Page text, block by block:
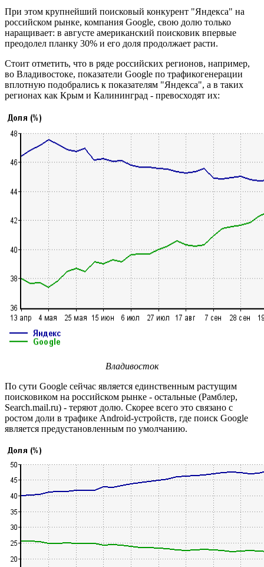
При этом крупнейший поисковый конкурент "Яндекса" на
российском рынке, компания Google, свою долю только
наращивает: в августе американский поисковик впервые
преодолел планку 30% и его доля продолжает расти.
Стоит отметить, что в ряде российских регионов, например,
во Владивостоке, показатели Google по трафикогенерации
вплотную подобрались к показателям "Яндекса", а в таких
регионах как Крым и Калининград - превосходят их:
Владивосток
По сути Google сейчас является единственным растущим
поисковиком на российском рынке - остальные (Рамблер,
Search.mail.ru) - теряют долю. Скорее всего это связано с
ростом доли в трафике Android-устройств, где поиск Google
является предустановленным по умолчанию.